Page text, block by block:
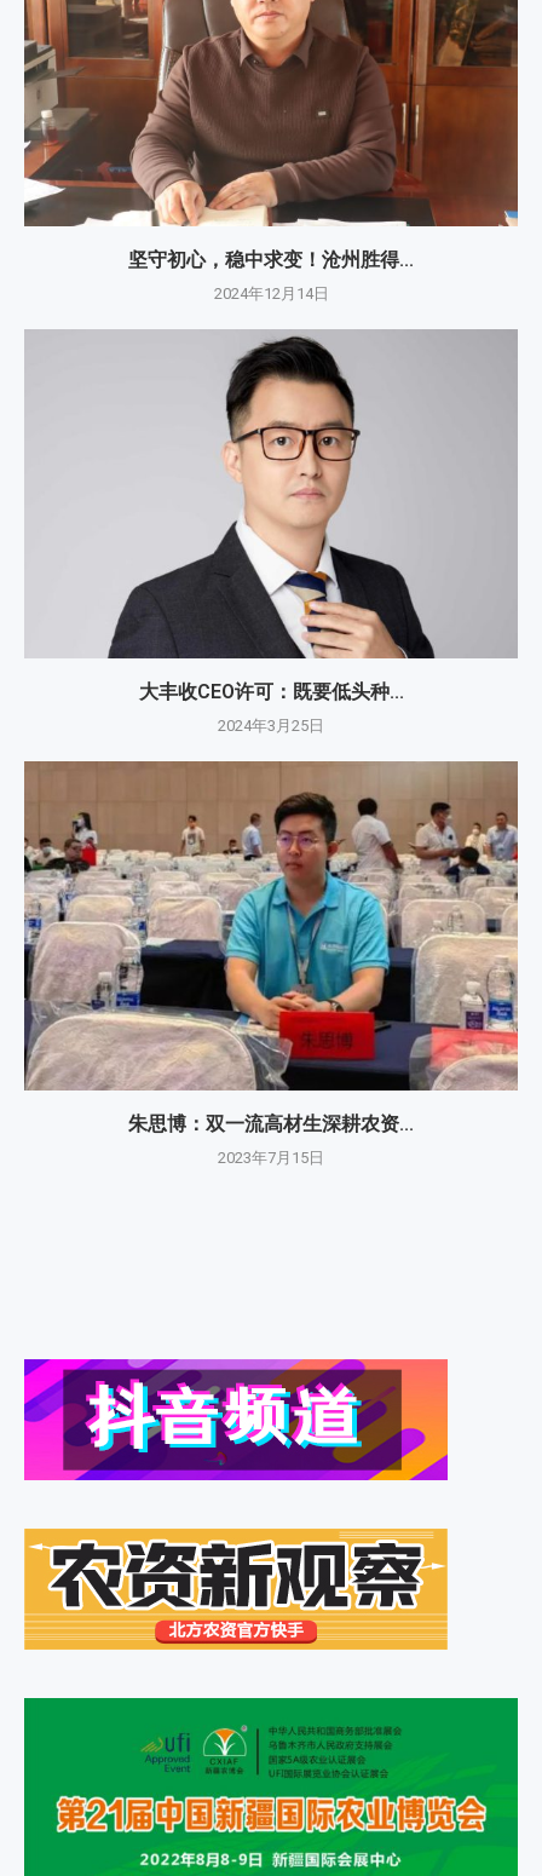
坚守初心，稳中求变！沧州胜得...
2024年12月14日
大丰收CEO许可：既要低头种...
2024年3月25日
朱思博：双一流高材生深耕农资...
2023年7月15日